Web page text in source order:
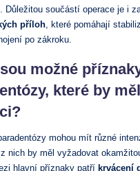
Důležitou součástí operace je i
příloh , které pomáhají
po zákroku.
možné
které by
mohou mít různé
nich by měl vyžadovat
hlavní příznaky patří krvácení